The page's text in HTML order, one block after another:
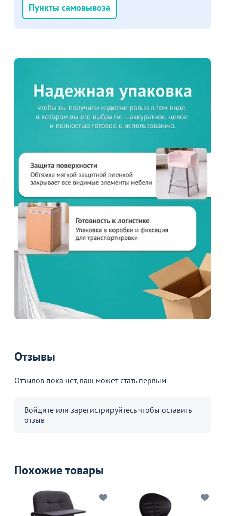
Пункты самовывоза
Отзывы
Отзывов пока нет, ваш может стать первым
Войдите или зарегистрируйтесьчтобы оставить
отзыв
Похожие товары